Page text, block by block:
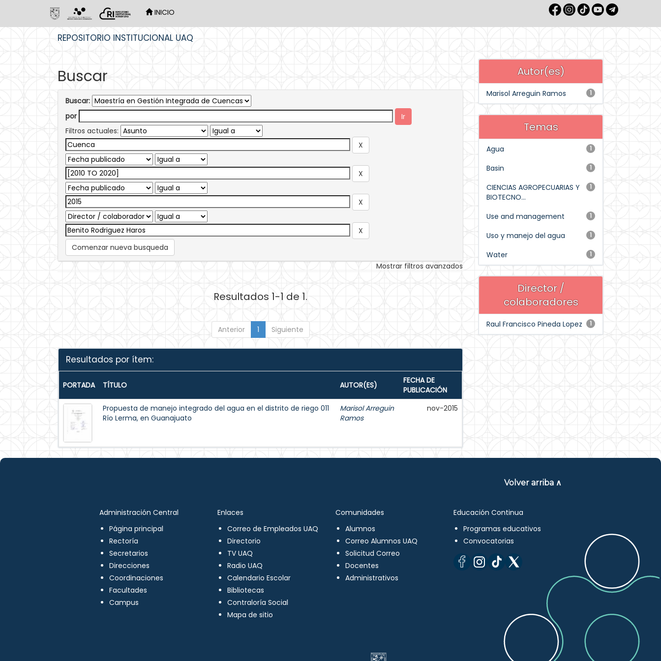
INICIO
REPOSITORIO INSTITUCIONAL UAQ
Buscar
Buscar:
por
Filtros actuales:
Comenzar nueva busqueda
Mostrar filtros avanzados
Resultados 1-1 de 1.
Anterior 1 Siguiente
Resultados por ítem:
PORTADA TÍTULO AUTOR(ES)
FECHA DE
PUBLICACIÓN
Propuesta de manejo integrado del agua en el distrito de riego 011
Río Lerma, en Guanajuato
Marisol Arreguin
Ramos
nov-2015
Autor(es)
1
Marisol Arreguin Ramos
Temas
1
Agua
1
Basin
1
CIENCIAS AGROPECUARIAS Y
BIOTECNO...
1
Use and management
1
Uso y manejo del agua
1
Water
Director /
colaboradores
1
Raul Francisco Pineda Lopez
Volver arriba ∧
Administración Central
Página principal
Rectoría
Secretarios
Direcciones
Coordinaciones
Facultades
Campus
Enlaces
Correo de Empleados UAQ
Directorio
TV UAQ
Radio UAQ
Calendario Escolar
Bibliotecas
Contraloría Social
Mapa de sitio
Comunidades
Alumnos
Correo Alumnos UAQ
Solicitud Correo
Docentes
Administrativos
Educación Continua
Programas educativos
Convocatorias